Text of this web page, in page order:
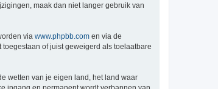
maak dan niet langer gebruik van
via www.phpbb.com en via de
of juist geweigerd als toelaatbare
wetten van je eigen land, het land waar